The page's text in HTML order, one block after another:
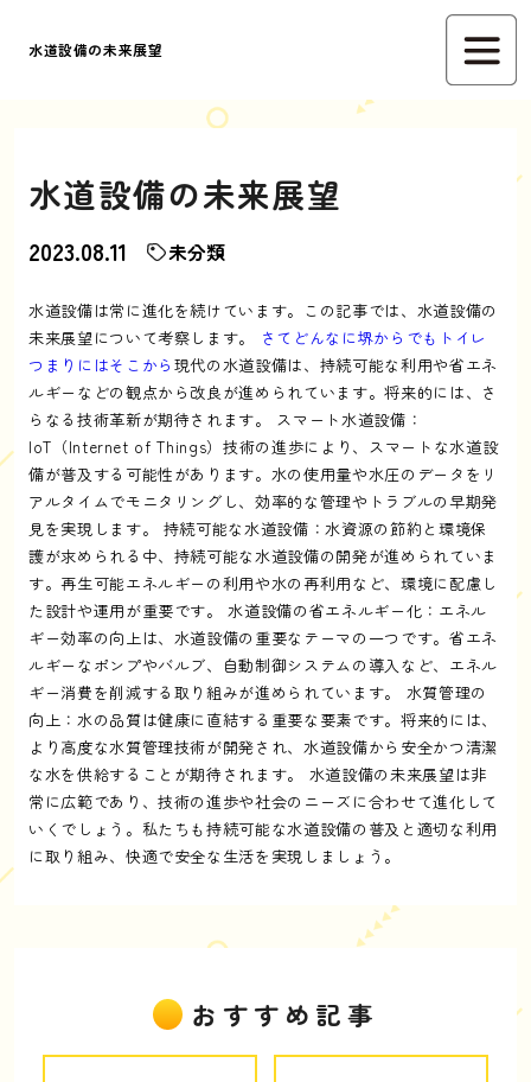
水道設備の未来展望
水道設備の未来展望
2023.08.11 未分類
水道設備は常に進化を続けています。この記事では、水道設備の
未来展望について考察します。
さてどんなに堺からでもトイレ
つまりにはそこから 現代の水道設備は、持続可能な利用や省エネ
ルギーなどの観点から改良が進められています。将来的には、さ
らなる技術革新が期待されます。 スマート水道設備：
IoT（Internet of Things）技術の進歩により、スマートな水道設
備が普及する可能性があります。水の使用量や水圧のデータをリ
アルタイムでモニタリングし、効率的な管理やトラブルの早期発
見を実現します。 持続可能な水道設備：水資源の節約と環境保
護が求められる中、持続可能な水道設備の開発が進められていま
す。再生可能エネルギーの利用や水の再利用など、環境に配慮し
た設計や運用が重要です。 水道設備の省エネルギー化：エネル
ギー効率の向上は、水道設備の重要なテーマの一つです。省エネ
ルギーなポンプやバルブ、自動制御システムの導入など、エネル
ギー消費を削減する取り組みが進められています。 水質管理の
向上：水の品質は健康に直結する重要な要素です。将来的には、
より高度な水質管理技術が開発され、水道設備から安全かつ清潔
な水を供給することが期待されます。 水道設備の未来展望は非
常に広範であり、技術の進歩や社会のニーズに合わせて進化して
いくでしょう。私たちも持続可能な水道設備の普及と適切な利用
に取り組み、快適で安全な生活を実現しましょう。
おすすめ記事